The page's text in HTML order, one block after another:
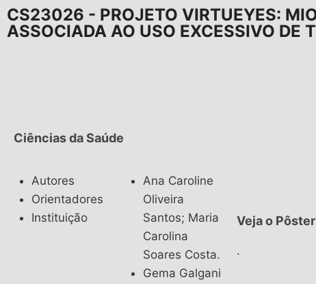
CS23026 - PROJETO VIRTUEYES:
ASSOCIADA AO USO EXCESSIVO DE
Ciências da Saúde
Autores
Orientadores
Instituição
Ana Caroline
Oliveira
Santos; Maria
Carolina
Soares Costa.
Gema Galgani
Veja o Pôster
.